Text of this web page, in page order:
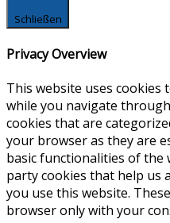
Schließen
Privacy Overview
This website uses cookies
while you navigate
cookies that are
your browser as they are
basic functionalities of the
party cookies that help us
you use this website.
browser only with your